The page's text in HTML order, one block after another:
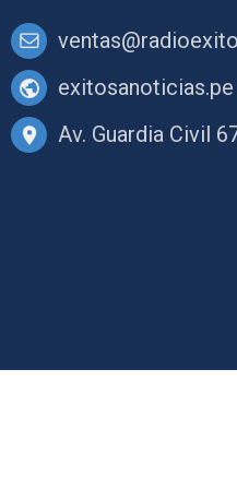
exitosanoticias.pe
Av. Guardia Civil